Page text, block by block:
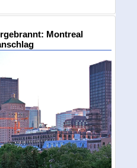
Montreal